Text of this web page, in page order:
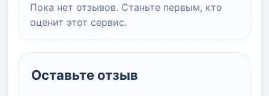
Пока нет отзывов. Станьте первым, кто
оценит этот сервис.
Оставьте отзыв